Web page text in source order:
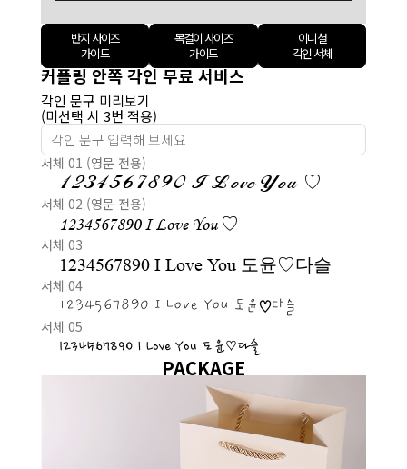
반지 사이즈
가이드
목걸이 사이즈
가이드
이니셜
각인 서체
커플링 안쪽 각인 무료 서비스
각인 문구 미리보기
(미선택 시 3번 적용)
서체 01 (영문 전용)
1234567890 I Love You ♡
서체 02 (영문 전용)
1234567890 I Love You ♡
서체 03
1234567890 I Love You 도윤♡다슬
서체 04
1234567890 I Love You 도윤♡다슬
서체 05
1234567890 I Love You 도윤♡다슬
PACKAGE